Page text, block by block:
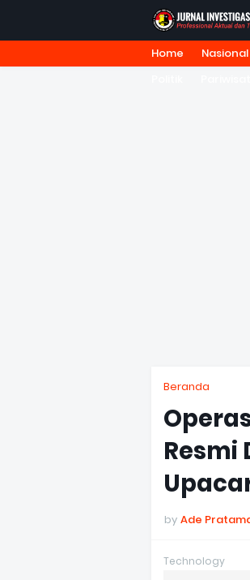
HOME
Home Nasional
Beranda
Resmi
by Ade
Technology